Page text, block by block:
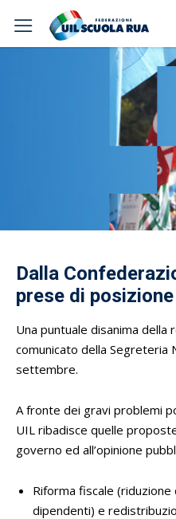
Dalla
prese di posizione
Una puntuale disanima della
comunicato della Segreteria
settembre.
A fronte dei gravi problemi
UIL ribadisce quelle
governo ed all’opinione
Riforma fiscale
dipendenti) e